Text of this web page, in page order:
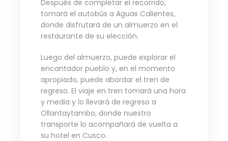
Después de completar el recorrido,
tomará el autobús a Aguas Calientes,
donde disfrutará de un almuerzo en el
restaurante de su elección.
Luego del almuerzo, puede explorar el
encantador pueblo y, en el momento
apropiado, puede abordar el tren de
regreso. El viaje en tren tomará una hora
y media y lo llevará de regreso a
Ollantaytambo, donde nuestro
transporte lo acompañará de vuelta a
su hotel en Cusco.